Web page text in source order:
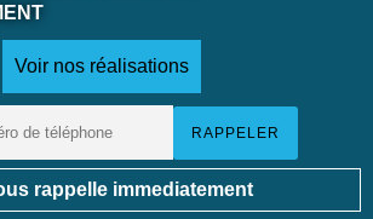
Voir nos réalisations
rappelle immediatement